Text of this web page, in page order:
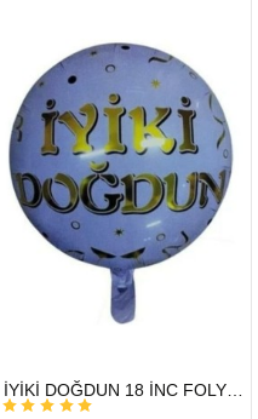
HIZLI
GÖNDERİ
İYİKİ DOĞDUN 18 İNC FOLYO BALON